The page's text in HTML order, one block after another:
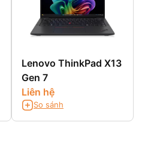
Lenovo ThinkPad X13
Gen 7
Liên hệ
So sánh